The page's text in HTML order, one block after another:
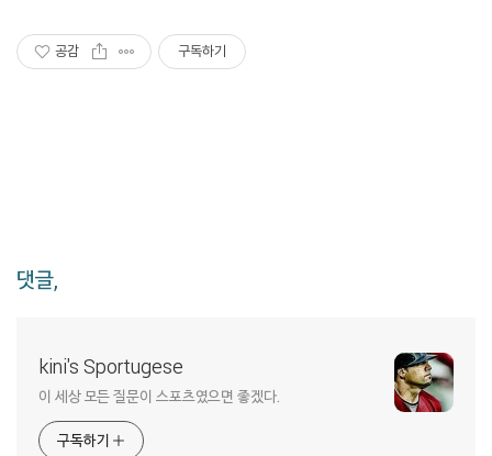
공감 구독하기
댓글,
kini's Sportugese
이 세상 모든 질문이 스포츠였으면 좋겠다.
구독하기